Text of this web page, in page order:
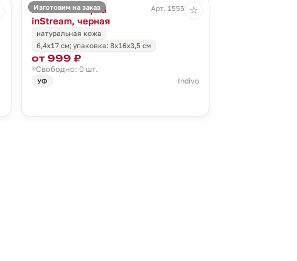
Изготовим на заказ
Багажная бирка
inStream, черная
Арт. 15552.30
натуральная кожа
6,4х17 см; упаковка: 8х16х3,5 см
от 999 ₽
Свободно: 0 шт.
УФ Indivo
☆